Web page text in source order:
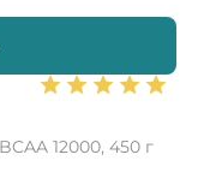
12000, 450 г